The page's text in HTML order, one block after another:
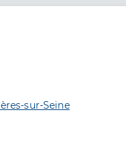
sur-Seine